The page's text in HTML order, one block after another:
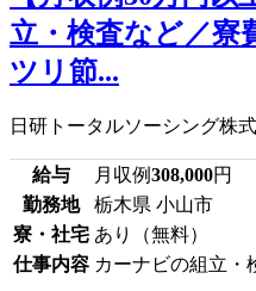
立・検査など／寮
ツリ節...
日研トータルソーシング株
給与 月収例308,000円
勤務地
栃木県 小山市
寮・社宅 あり（無料）
仕事内容 カーナビの組立・